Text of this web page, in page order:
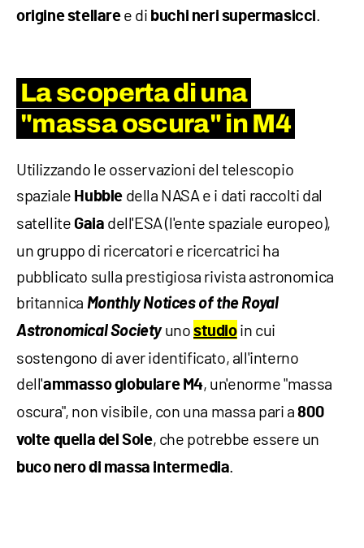
origine stellare e di buchi neri supermasicci.
La scoperta di una
"massa oscura" in M4
Utilizzando le osservazioni del telescopio
spaziale Hubble della NASA e i dati raccolti dal
satellite Gaia dell'ESA (l'ente spaziale europeo),
un gruppo di ricercatori e ricercatrici ha
pubblicato sulla prestigiosa rivista astronomica
britannica Monthly Notices of the Royal
Astronomical Societyunostudioin cui
sostengono di aver identificato, all'interno
dell'ammasso globulare M4, un'enorme "massa
oscura", non visibile, con una massa pari a800
volte quella del Sole, che potrebbe essere un
buco nero di massa intermedia.